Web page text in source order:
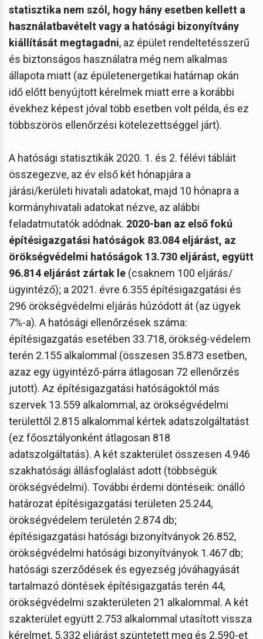
statisztika nem szól, hogy hány esetben kellett a
használatbavételt vagy a hatósági bizonyítvány
kiállítását megtagadni, az épület rendeltetésszerű
és biztonságos használatra még nem alkalmas
állapota miatt (az épületenergetikai határnap okán
idő előtt benyújtott kérelmek miatt erre a korábbi
évekhez képest jóval több esetben volt példa, és ez
többszörös ellenőrzési kötelezettséggel járt).
A hatósági statisztikák 2020. 1. és 2. félévi tábláit
összegezve, az év első két hónapjára a
járási/kerületi hivatali adatokat, majd 10 hónapra a
kormányhivatali adatokat nézve, az alábbi
feladatmutatók adódnak. 2020-ban az első fokú
építésigazgatási hatóságok 83.084 eljárást, az
örökségvédelmi hatóságok 13.730 eljárást, együtt
96.814 eljárást zártak le (csaknem 100 eljárás/
ügyintéző); a 2021. évre 6.355 építésigazgatási és
296 örökségvédelmi eljárás húzódott át (az ügyek
7%-a). A hatósági ellenőrzések száma:
építésigazgatás esetében 33.718, örökség-védelem
terén 2.155 alkalommal (összesen 35.873 esetben,
azaz egy ügyintéző-párra átlagosan 72 ellenőrzés
jutott). Az építésigazgatási hatóságoktól más
szervek 13.559 alkalommal, az örökségvédelmi
területtől 2.815 alkalommal kértek adatszolgáltatást
(ez főosztályonként átlagosan 818
adatszolgáltatás). A két szakterület összesen 4.946
szakhatósági állásfoglalást adott (többségük
örökségvédelmi). További érdemi döntéseik: önálló
határozat építésigazgatási területen 25.244,
örökségvédelem területén 2.874 db;
építésigazgatási hatósági bizonyítványok 26.852,
örökségvédelmi hatósági bizonyítványok 1.467 db;
hatósági szerződések és egyezség jóváhagyását
tartalmazó döntések építésigazgatás terén 44,
örökségvédelmi szakterületen 21 alkalommal. A két
szakterület együtt 2.753 alkalommal utasított vissza
kérelmet, 5.332 eljárást szüntetett meg és 2.590-et